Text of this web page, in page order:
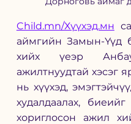
Child.mn/Хүүхэд.мн
аймгийн Замын-Үүд
хийх үеэр
ажилтнуудтай хэсэг
нь хүүхэд,
худалдаалах,
хориглосон ажил